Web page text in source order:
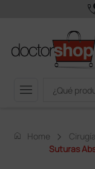
menu
home Home Cirugía
Suturas